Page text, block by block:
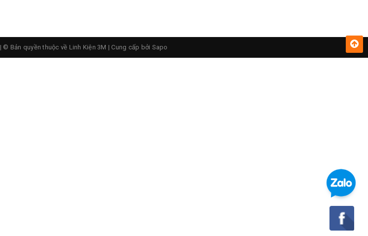
| © Bản quyền thuộc về Linh Kiện 3M | Cung cấp bởi Sapo